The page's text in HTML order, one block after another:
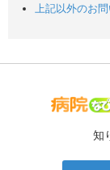
上記以外のお
知